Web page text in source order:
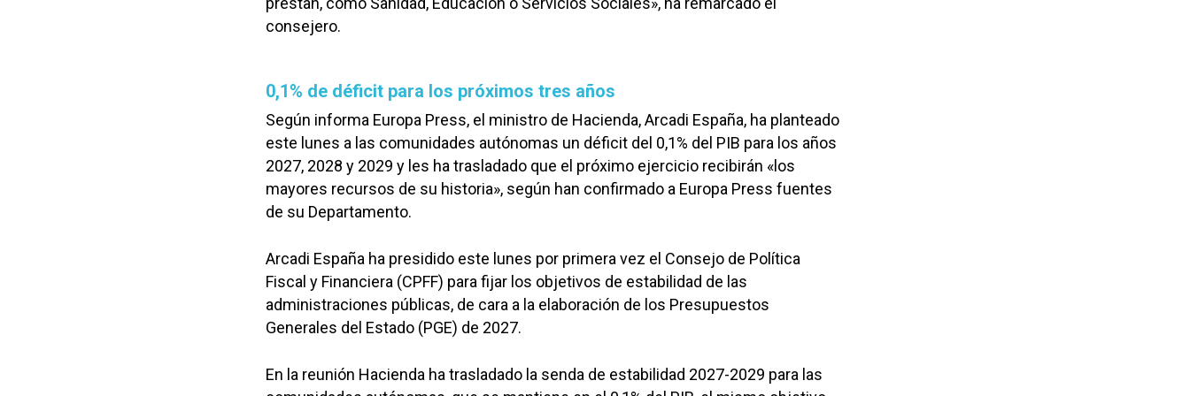
consejero.
0,1% de déficit para los próximos tres años
Según informa Europa Press, el ministro de Hacienda, Arcadi España, ha planteado
este lunes a las comunidades autónomas un déficit del 0,1% del PIB para los años
2027, 2028 y 2029 y les ha trasladado que el próximo ejercicio recibirán «los
mayores recursos de su historia», según han confirmado a Europa Press fuentes
de su Departamento.
Arcadi España ha presidido este lunes por primera vez el Consejo de Política
Fiscal y Financiera (CPFF) para fijar los objetivos de estabilidad de las
administraciones públicas, de cara a la elaboración de los Presupuestos
Generales del Estado (PGE) de 2027.
En la reunión Hacienda ha trasladado la senda de estabilidad 2027-2029 para las